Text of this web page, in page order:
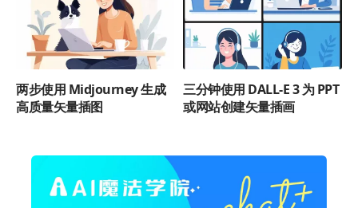
两步使用 Midjourney 生成
高质量矢量插图
三分钟使用 DALL-E 3 为 PPT
或网站创建矢量插画